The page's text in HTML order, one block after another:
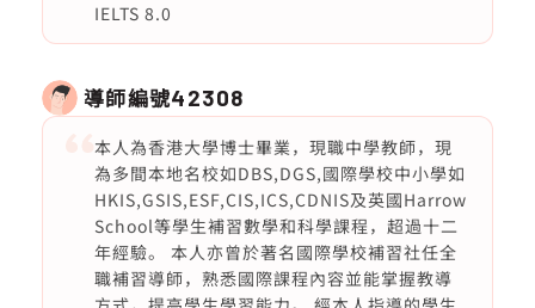
IELTS 8.0
導師編號42308
本人為香港大學博士畢業，現職中學教師，現
為多間本地名校如DBS,DGS,國際學校中小學如
HKIS,GSIS,ESF,CIS,ICS,CDNIS及英國Harrow
School等學生補習數學和科學課程，超過十二
年經驗。 本人亦曾於著名國際學校補習社任全
職補習導師，熟悉國際課程內容並能掌握教導